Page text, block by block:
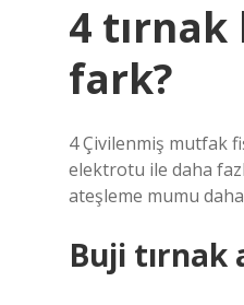
4
fark?
4 Çivilenmiş mutfak
elektrotu ile daha
ateşleme mumu
Buji tırnak